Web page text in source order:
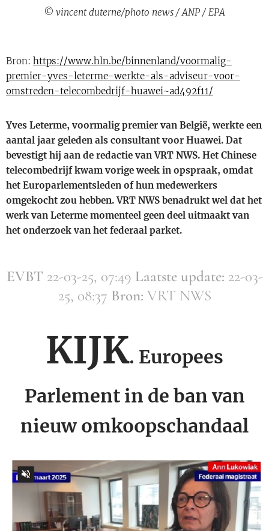
© vincent duterne/photo news / ANP / EPA
Bron: https://www.hln.be/binnenland/voormalig-
premier-yves-leterme-werkte-als-adviseur-voor-
omstreden-telecombedrijf-huawei~ad492f11/
Yves Leterme, voormalig premier van België, werkte een
aantal jaar geleden als consultant voor Huawei. Dat
bevestigt hij aan de redactie van VRT NWS. Het Chinese
telecombedrijf kwam vorige week in opspraak, omdat
het Europarlementsleden of hun medewerkers
omgekocht zou hebben. VRT NWS benadrukt wel dat het
werk van Leterme momenteel geen deel uitmaakt van
het onderzoek van het federaal parket.
EVBT 22-03-25, 07:49 Laatste update: 22-03-
25, 08:37 Bron: VRT NWS
KIJK. Europees
Parlement in de ban van
nieuw omkoopschandaal